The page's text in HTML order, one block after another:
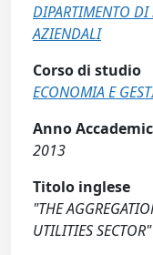
DIPARTIMENTO DI
AZIENDALI
Corso di studio
ECONOMIA E
Anno
2013
Titolo inglese
"THE
UTILITIES SECTOR"